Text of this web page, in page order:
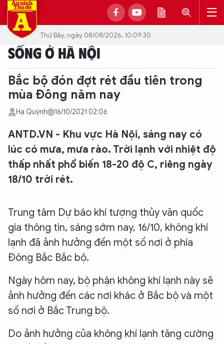
Thứ Bảy, ngày 08/08/2026, 10:09:30
SỐNG Ở HÀ NỘI
Bắc bộ đón đợt rét đầu tiên trong
mùa Đông năm nay
Hạ Quỳnh 16/10/2021 02:06
ANTD.VN - Khu vực Hà Nội, sáng nay có
lúc có mưa, mưa rào. Trời lạnh với nhiệt độ
thấp nhất phổ biến 18-20 độ C, riêng ngày
18/10 trời rét.
Trung tâm Dự báo khí tượng thủy văn quốc
gia thông tin, sáng sớm nay, 16/10, không khí
lạnh đã ảnh hưởng đến một số nơi ở phía
Đông Bắc Bắc bộ.
Ngày hôm nay, bộ phận không khí lạnh này sẽ
ảnh hưởng đến các nơi khác ở Bắc bộ và một
số nơi ở Bắc Trung bộ.
Do ảnh hưởng của không khí lạnh tăng cường